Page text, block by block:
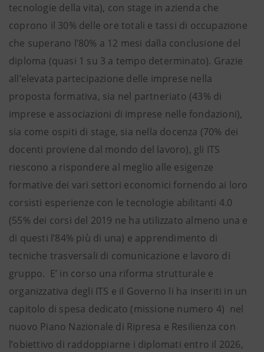
tecnologie della vita), con stage in azienda che
coprono il 30% delle ore totali e tassi di occupazione
che superano l’80% a 12 mesi dalla conclusione del
diploma (quasi 1 su 3 a tempo determinato). Grazie
all’elevata partecipazione delle imprese nella
proposta formativa, sia nel partneriato (43% di
imprese e associazioni di imprese nelle fondazioni),
sia come ospiti di stage, sia nella docenza (70% dei
docenti proviene dal mondo del lavoro), gli ITS
riescono a rispondere al meglio alle esigenze
formative dei vari settori economici fornendo ai loro
corsisti esperienze con le tecnologie abilitanti 4.0
(55% dei corsi del 2019 ne ha utilizzato almeno una e
di questi l’84% più di una) e apprendimento di
tecniche trasversali di comunicazione e lavoro di
gruppo. E’ in corso una riforma strutturale e
organizzativa degli ITS e il Governo li ha inseriti in un
capitolo di spesa dedicato (missione numero 4) nel
nuovo Piano Nazionale di Ripresa e Resilienza con
l’obiettivo di raddoppiarne i diplomati entro il 2026,